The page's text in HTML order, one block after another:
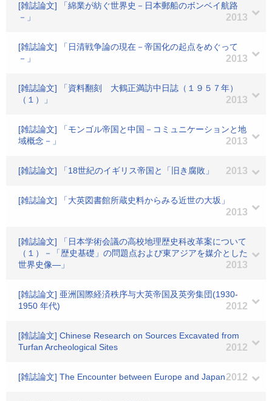
[雑誌論文] 「綿業が紡ぐ世界史－日本郵船のボンベイ航路
－」
2013
[雑誌論文] 「日清戦争論の現在－帝国化の起点をめぐって
－」
2013
[雑誌論文] 「資料翻刻 大鶴正満訪中日誌（１９５７年）
（１）」
2013
[雑誌論文] 「モンゴル帝国と中国－コミュニケーションと地
域概念－」
2013
[雑誌論文] 「18世紀のイギリス帝国と「旧き腐敗」 2013
[雑誌論文] 「大英図書館所蔵史料からみる近世の大坂」
2013
[雑誌論文] 「日本学術会議の高校地理歴史科改革案について
（１）－「歴史基礎」の問題点および東アジアを媒介とした
世界史像―」
2013
[雑誌論文] 亜洲国際経済秩序与大英帝国及英旁集団(1930-
1950 年代)
2012
[雑誌論文] Chinese Research on Sources Excavated from
Turfan Archeological Sites
2012
[雑誌論文] The Encounter between Europe and Japan2012